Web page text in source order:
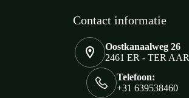
Contact informatie
Oostkanaalweg 26
2461 ER - TER AAR
Telefoon:
+31 639538460